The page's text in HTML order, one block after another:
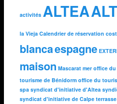
activités ALTEA
la Vieja Calendrier de réservation
blancaespagne
maison Mascarat mer office
tourisme de Bénidorm office du
spa syndicat d'initiative d'Altea
syndicat d'initiative de Calpe terrasse